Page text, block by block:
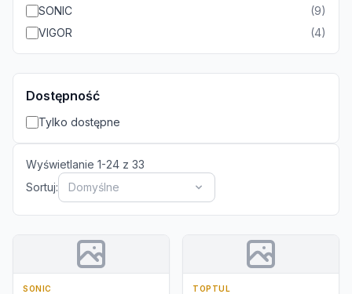
SONIC
(9)
VIGOR
(4)
Dostępność
Tylko dostępne
Wyświetlanie 1-24 z 33
Sortuj:
Domyślne
SONIC TOPTUL